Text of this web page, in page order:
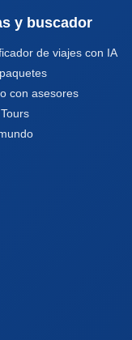
y buscador
de viajes con IA
con asesores